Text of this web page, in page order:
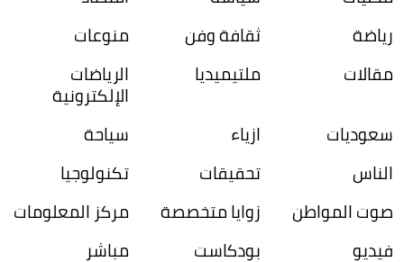
رياضة
ثقافة وفن
منوعات
مقالات
ملتيميديا الرياضات
الإلكترونية
سعوديات
ازياء
سياحة
الناس
تحقيقات
تكنولوجيا
صوت المواطن
زوايا متخصصة
مركز المعلومات
فيديو
بودكاست مباشر